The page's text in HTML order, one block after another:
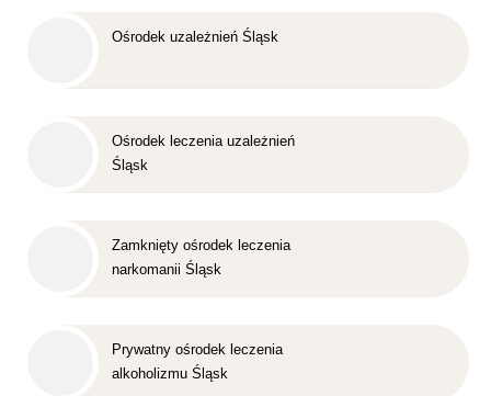
Ośrodek uzależnień Śląsk
Ośrodek leczenia uzależnień
Śląsk
Zamknięty ośrodek leczenia
narkomanii Śląsk
Prywatny ośrodek leczenia
alkoholizmu Śląsk